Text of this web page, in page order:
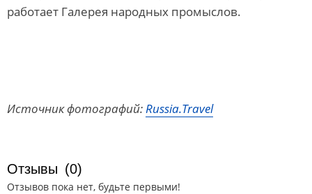
работает Галерея народных промыслов.
Источник фотографий:Russia.Travel
Отзывы (0)
Отзывов пока нет, будьте первыми!